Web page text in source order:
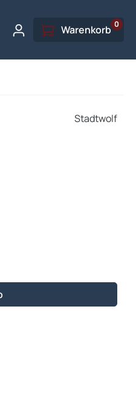
Warenkorb 0
Stadtwolf
Wert